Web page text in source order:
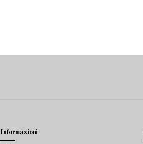
Informazioni